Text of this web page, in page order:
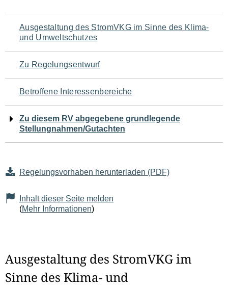
Navigation
für
den
Seiteninhalt
Ausgestaltung des StromVKG im Sinne des Klima-
und Umweltschutzes
Zu Regelungsentwurf
Betroffene Interessenbereiche
Zu diesem RV abgegebene grundlegende
Stellungnahmen/Gutachten
Regelungsvorhaben herunterladen (PDF)
Inhalt dieser Seite melden
(Mehr Informationen)
Ausgestaltung des StromVKG im
Sinne des Klima- und